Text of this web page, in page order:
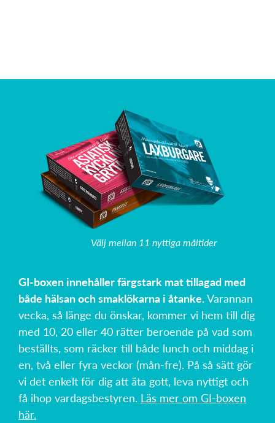
Välj mellan 11 nyttiga måltider
GI-boxen innehåller färgstark mat tillagad med
både hälsan och smaklökarna i åtanke.Varannan
vecka, så länge du önskar, kommer vi hem till dig
med 10, 20 eller 40 rätter beroende på vad som
beställts, som räcker till både lunch och middag i
en, två eller fyra veckor (mån-fre). På så sätt gör
vi det enkelt för dig att äta gott, leva nyttigt och
få ihop vardagsbestyren. Läs mer om GI-boxen
här.